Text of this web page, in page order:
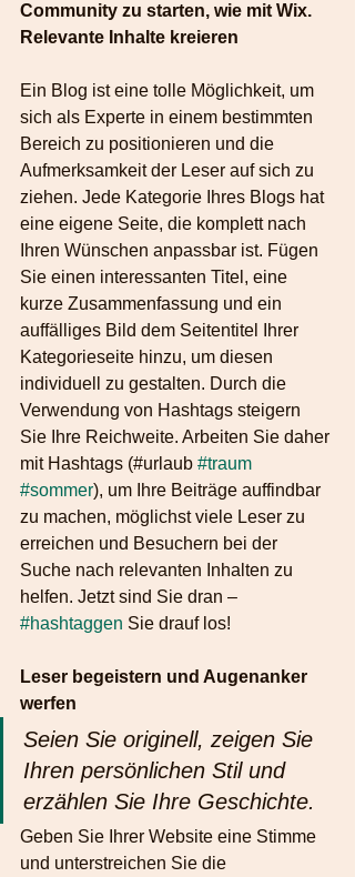
Community zu starten, wie mit Wix.
Relevante Inhalte kreieren
Ein Blog ist eine tolle Möglichkeit, um
sich als Experte in einem bestimmten
Bereich zu positionieren und die
Aufmerksamkeit der Leser auf sich zu
ziehen. Jede Kategorie Ihres Blogs hat
eine eigene Seite, die komplett nach
Ihren Wünschen anpassbar ist. Fügen
Sie einen interessanten Titel, eine
kurze Zusammenfassung und ein
auffälliges Bild dem Seitentitel Ihrer
Kategorieseite hinzu, um diesen
individuell zu gestalten. Durch die
Verwendung von Hashtags steigern
Sie Ihre Reichweite. Arbeiten Sie daher
mit Hashtags (#urlaub #traum
#sommer), um Ihre Beiträge auffindbar
zu machen, möglichst viele Leser zu
erreichen und Besuchern bei der
Suche nach relevanten Inhalten zu
helfen. Jetzt sind Sie dran –
#hashtaggen Sie drauf los!
Leser begeistern und Augenanker
werfen
Seien Sie originell, zeigen Sie
Ihren persönlichen Stil und
erzählen Sie Ihre Geschichte.
Geben Sie Ihrer Website eine Stimme
und unterstreichen Sie die